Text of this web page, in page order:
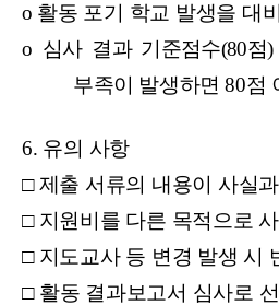
o 활동 포기 학교 발생을 대
o 심사 결과 기준점수(80
부족이 발생하면 80점
6. 유의 사항
□제출 서류의 내용이 사실
□ 지원비를 다른 목적으로
□ 지도교사 등 변경 발생 시
□ 활동 결과보고서 심사로